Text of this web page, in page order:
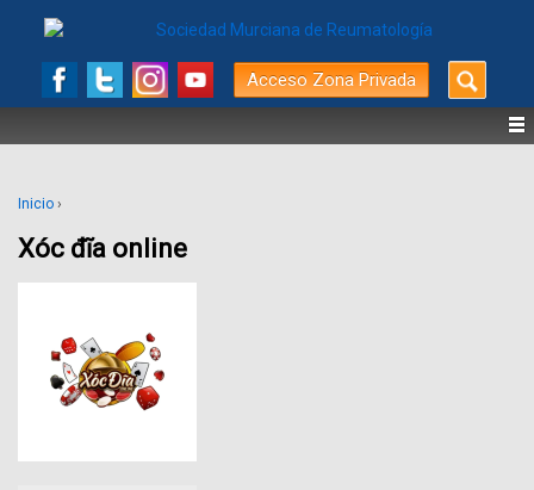
Acceso Zona Privada
Buscar
por:
Inicio ›
Xóc đĩa online